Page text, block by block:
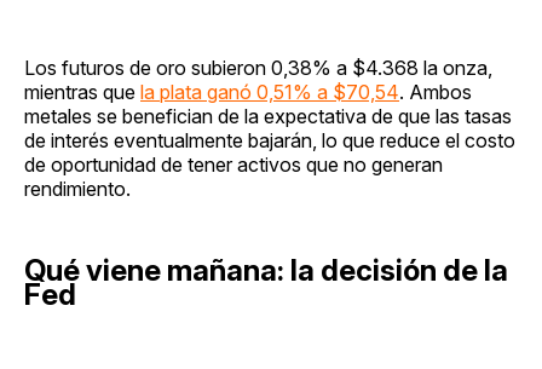
Los futuros de oro subieron 0,38% a $4.368 la onza,
mientras que la plata ganó 0,51% a $70,54. Ambos
metales se benefician de la expectativa de que las tasas
de interés eventualmente bajarán, lo que reduce el costo
de oportunidad de tener activos que no generan
rendimiento.
Qué viene mañana: la decisión de la
Fed